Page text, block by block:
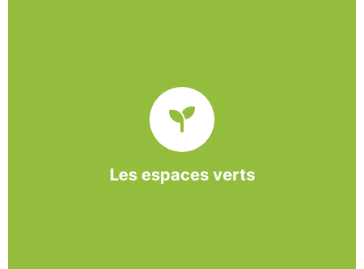
Les espaces verts
paysager, l’association BASE propose et réalise
des interventions à la demande des entreprises et
collectivités locales.